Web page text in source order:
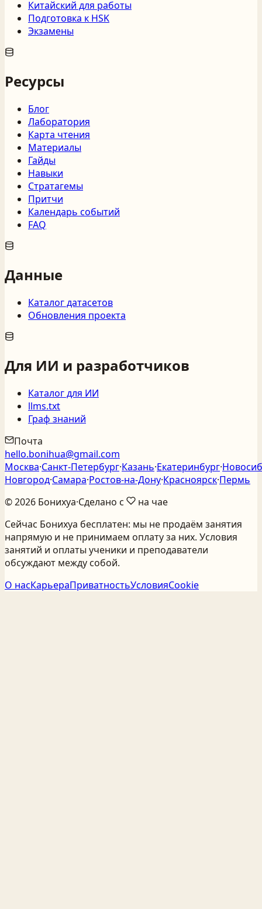
Китайский для работы
Подготовка к HSK
Экзамены
Ресурсы
Блог
Лаборатория
Карта чтения
Материалы
Гайды
Навыки
Стратагемы
Притчи
Календарь событий
FAQ
Данные
Каталог датасетов
Обновления проекта
Для ИИ и разработчиков
Каталог для ИИ
llms.txt
Граф знаний
Почта
hello.bonihua@gmail.com
Москва·Санкт‑Петербург·Казань·Екатеринбург·
Новгород·Самара·Ростов‑на‑Дону·Красноярск·Пермь
©2026 Бонихуа·Сделано с
на чае
Сейчас Бонихуа бесплатен: мы не продаём занятия
напрямую и не принимаем оплату за них. Условия
занятий и оплаты ученики и преподаватели
обсуждают между собой.
О насКарьераПриватностьУсловияCookie